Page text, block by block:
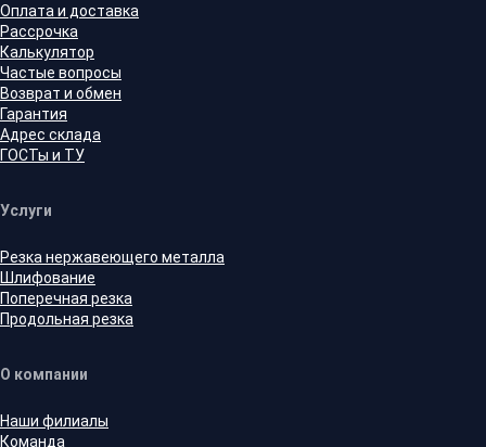
Оплата и доставка
Рассрочка
Калькулятор
Частые вопросы
Возврат и обмен
Гарантия
Адрес склада
ГОСТы и ТУ
Услуги
Резка нержавеющего металла
Шлифование
Поперечная резка
Продольная резка
О компании
Наши филиалы
Команда